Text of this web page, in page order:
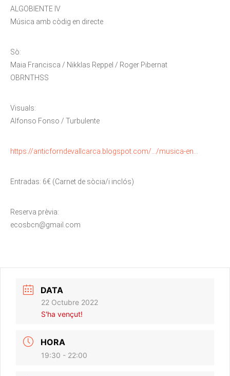
ALGOBIENTE IV
Música amb còdig en directe
Sò:
Maia Francisca / Nikklas Reppel / Roger Pibernat
OBRNTHSS
Visuals:
Alfonso Fonso / Turbulente
https://anticforndevallcarca.blogspot.com/…/musica-en…
Entradas: 6€ (Carnet de sòcia/i inclós)
Reserva prèvia:
ecosbcn@gmail.com
DATA
22 Octubre 2022
S'ha vençut!
HORA
19:30 - 22:00